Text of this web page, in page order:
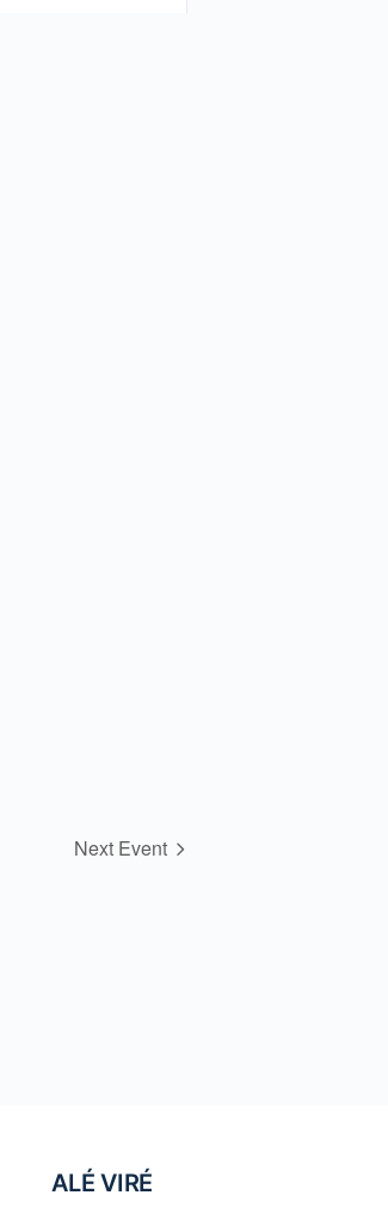
Next Event
ALÉ VIRÉ